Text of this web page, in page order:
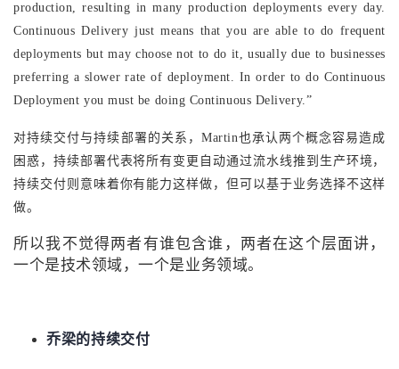
production, resulting in many production deployments every day.
Continuous Delivery just means that you are able to do frequent
deployments but may choose not to do it, usually due to businesses
preferring a slower rate of deployment. In order to do Continuous
Deployment you must be doing Continuous Delivery.”
对持续交付与持续部署的关系，Martin也承认两个概念容易造成
困惑，持续部署代表将所有变更自动通过流水线推到生产环境，
持续交付则意味着你有能力这样做，但可以基于业务选择不这样
做。
所以我不觉得两者有谁包含谁，两者在这个层面讲，
一个是技术领域，一个是业务领域。
乔梁的持续交付